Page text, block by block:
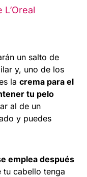
un salto de
y, uno de los
la crema para el
tu pelo
al de un
y puedes
emplea después
tu cabello tenga